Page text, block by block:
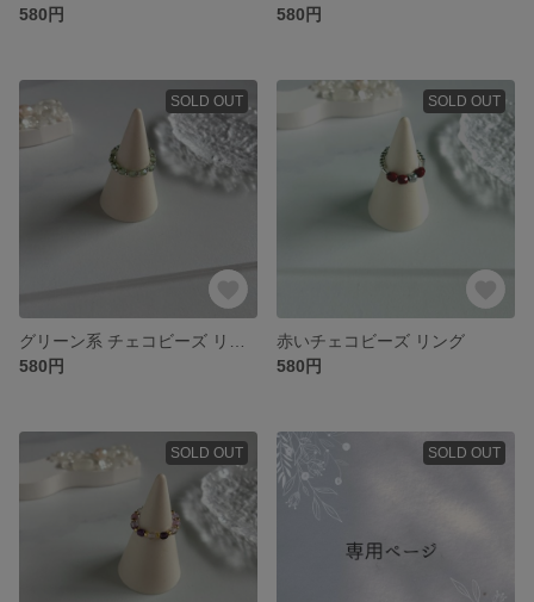
580円
580円
SOLD OUT
580円
SOLD OUT
赤いチェコビーズ リング
580円
SOLD OUT SOLD OUT